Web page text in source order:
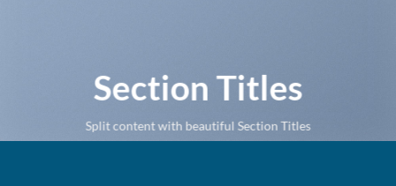
Section Titles
Split content with beautiful Section Titles